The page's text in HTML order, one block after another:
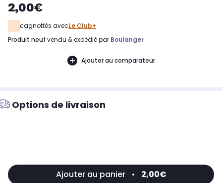
2,00€
cagnottés avecLe Club+
produit neuf vendu & expédié par Boulanger
Ajouter au comparateur
Options de livraison
Ajouter au panier • 2,00€